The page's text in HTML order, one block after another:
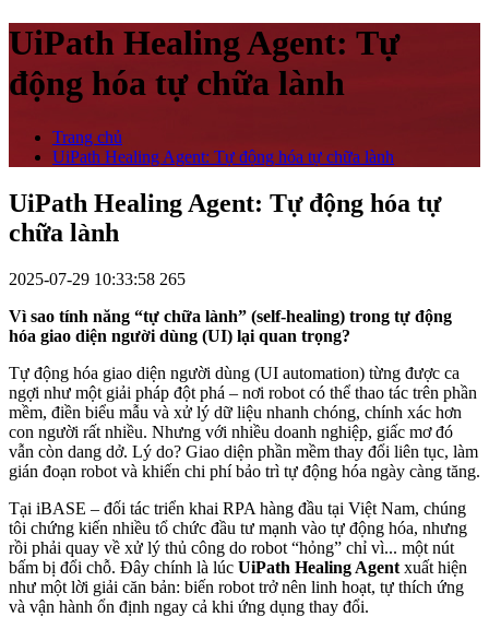
UiPath Healing Agent: Tự
động hóa tự chữa lành
Trang chủ
UiPath Healing Agent: Tự động hóa tự chữa lành
UiPath Healing Agent: Tự động hóa tự
chữa lành
2025-07-29 10:33:58 265
Vì sao tính năng “tự chữa lành” (self-healing) trong tự động
hóa giao diện người dùng (UI) lại quan trọng?
Tự động hóa giao diện người dùng (UI automation) từng được ca
ngợi như một giải pháp đột phá – nơi robot có thể thao tác trên phần
mềm, điền biểu mẫu và xử lý dữ liệu nhanh chóng, chính xác hơn
con người rất nhiều. Nhưng với nhiều doanh nghiệp, giấc mơ đó
vẫn còn dang dở. Lý do? Giao diện phần mềm thay đổi liên tục, làm
gián đoạn robot và khiến chi phí bảo trì tự động hóa ngày càng tăng.
Tại iBASE – đối tác triển khai RPA hàng đầu tại Việt Nam, chúng
tôi chứng kiến nhiều tổ chức đầu tư mạnh vào tự động hóa, nhưng
rồi phải quay về xử lý thủ công do robot “hỏng” chỉ vì... một nút
bấm bị đổi chỗ. Đây chính là lúc UiPath Healing Agent xuất hiện
như một lời giải căn bản: biến robot trở nên linh hoạt, tự thích ứng
và vận hành ổn định ngay cả khi ứng dụng thay đổi.